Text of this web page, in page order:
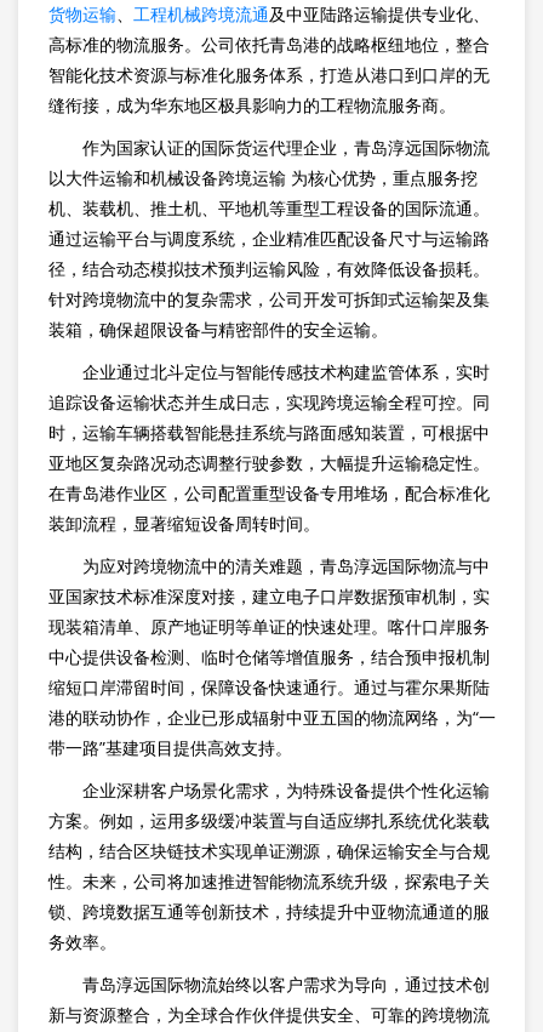
货物运输、 工程机械跨境流通及中亚陆路运输提供专业化、
高标准的物流服务。公司依托青岛港的战略枢纽地位，整合
智能化技术资源与标准化服务体系，打造从港口到口岸的无
缝衔接，成为华东地区极具影响力的工程物流服务商。
作为国家认证的国际货运代理企业，青岛淳远国际物流
以大件运输和机械设备跨境运输 为核心优势，重点服务挖
机、装载机、推土机、平地机等重型工程设备的国际流通。
通过运输平台与调度系统，企业精准匹配设备尺寸与运输路
径，结合动态模拟技术预判运输风险，有效降低设备损耗。
针对跨境物流中的复杂需求，公司开发可拆卸式运输架及集
装箱，确保超限设备与精密部件的安全运输。
企业通过北斗定位与智能传感技术构建监管体系，实时
追踪设备运输状态并生成日志，实现跨境运输全程可控。同
时，运输车辆搭载智能悬挂系统与路面感知装置，可根据中
亚地区复杂路况动态调整行驶参数，大幅提升运输稳定性。
在青岛港作业区，公司配置重型设备专用堆场，配合标准化
装卸流程，显著缩短设备周转时间。
为应对跨境物流中的清关难题，青岛淳远国际物流与中
亚国家技术标准深度对接，建立电子口岸数据预审机制，实
现装箱清单、原产地证明等单证的快速处理。喀什口岸服务
中心提供设备检测、临时仓储等增值服务，结合预申报机制
缩短口岸滞留时间，保障设备快速通行。通过与霍尔果斯陆
港的联动协作，企业已形成辐射中亚五国的物流网络，为“一
带一路”基建项目提供高效支持。
企业深耕客户场景化需求，为特殊设备提供个性化运输
方案。例如，运用多级缓冲装置与自适应绑扎系统优化装载
结构，结合区块链技术实现单证溯源，确保运输安全与合规
性。未来，公司将加速推进智能物流系统升级，探索电子关
锁、跨境数据互通等创新技术，持续提升中亚物流通道的服
务效率。
青岛淳远国际物流始终以客户需求为导向，通过技术创
新与资源整合，为全球合作伙伴提供安全、可靠的跨境物流